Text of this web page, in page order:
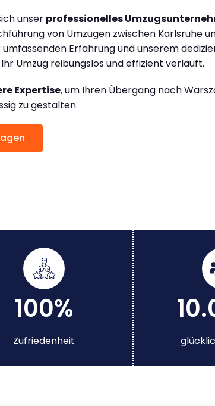
unser professionelles
von Umzügen zwischen Karlsruhe
Erfahrung und unserem
Umzug reibungslos und effizient verläuft.
Expertise, um Ihren Übergang nach
zu gestalten
100%
Zufriedenheit